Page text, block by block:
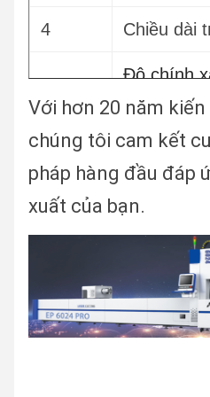
vụ
(1300w
400w)
6
Máy
7
Pinion
4 Chiều dài
Độ chính
trí
6
Lặp lạiđộ
xác của
7
8
Với hơn 20 năm
chúng tôi cam kết
pháp hàng đầu đáp
xuất của bạn.